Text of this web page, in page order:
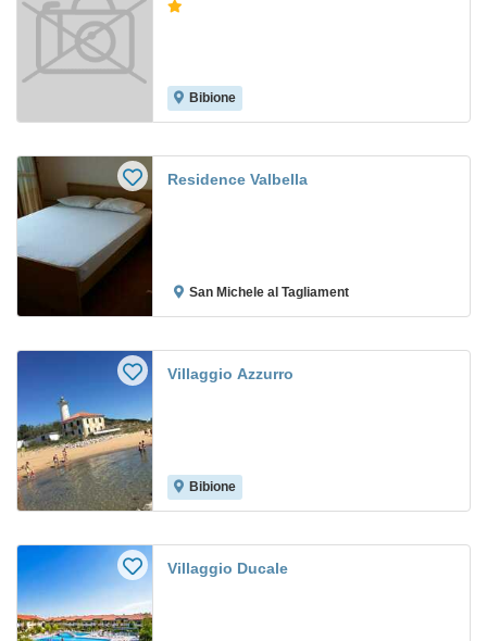
Bibione
Residence Valbella
San Michele al Tagliament
Villaggio Azzurro
Bibione
Villaggio Ducale